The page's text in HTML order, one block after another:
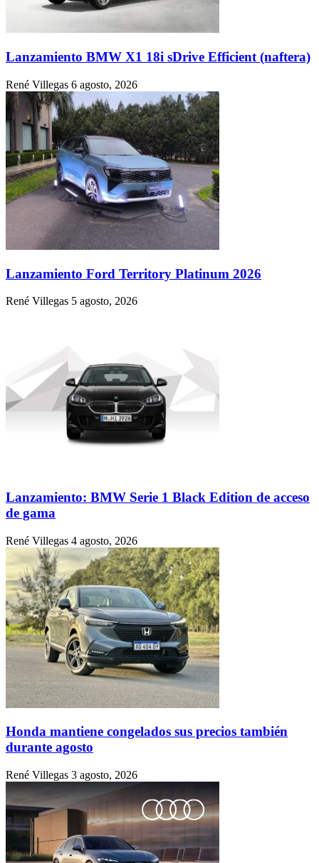
Lanzamiento BMW X1 18i sDrive Efficient (naftera)
René Villegas 6 agosto, 2026
Lanzamiento Ford Territory Platinum 2026
René Villegas 5 agosto, 2026
Lanzamiento: BMW Serie 1 Black Edition de acceso
de gama
René Villegas 4 agosto, 2026
Honda mantiene congelados sus precios también
durante agosto
René Villegas 3 agosto, 2026